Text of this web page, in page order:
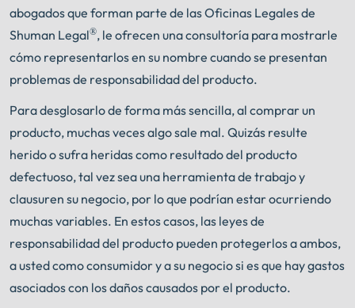
abogados que forman parte de las Oficinas Legales de
Shuman Legal®, le ofrecen una consultoría para mostrarle
cómo representarlos en su nombre cuando se presentan
problemas de responsabilidad del producto.
Para desglosarlo de forma más sencilla, al comprar un
producto, muchas veces algo sale mal. Quizás resulte
herido o sufra heridas como resultado del producto
defectuoso, tal vez sea una herramienta de trabajo y
clausuren su negocio, por lo que podrían estar ocurriendo
muchas variables. En estos casos, las leyes de
responsabilidad del producto pueden protegerlos a ambos,
a usted como consumidor y a su negocio si es que hay gastos
asociados con los daños causados ​​por el producto.